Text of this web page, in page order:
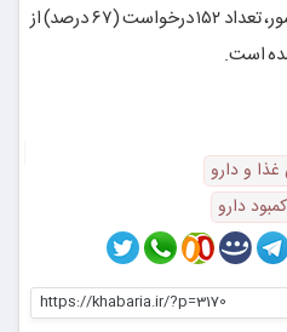
منظور ورود به فهرست دارویی کشور، تعداد ۱۵۲ درخواست (۶۷ درصد) از
است.
غذا و دارو
کمبود دارو
https://khabaria.ir/?p=3170